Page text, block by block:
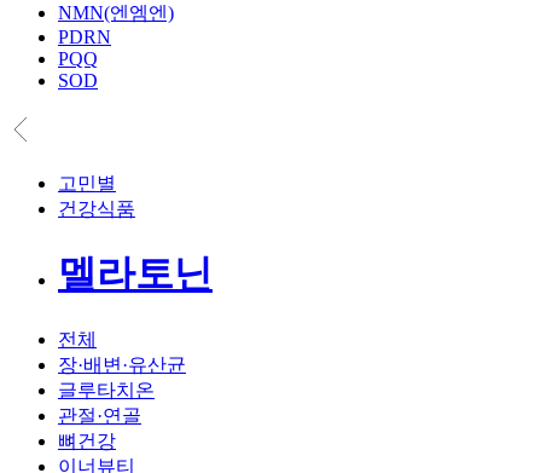
NMN(엔엠엔)
PDRN
PQQ
SOD
고민별
건강식품
멜라토닌
전체
장·배변·유산균
글루타치온
관절·연골
뼈건강
이너뷰티